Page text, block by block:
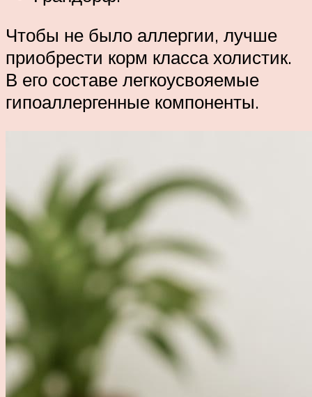
Чтобы не было аллергии, лучше
приобрести корм класса холистик.
В его составе легкоусвояемые
гипоаллергенные компоненты.